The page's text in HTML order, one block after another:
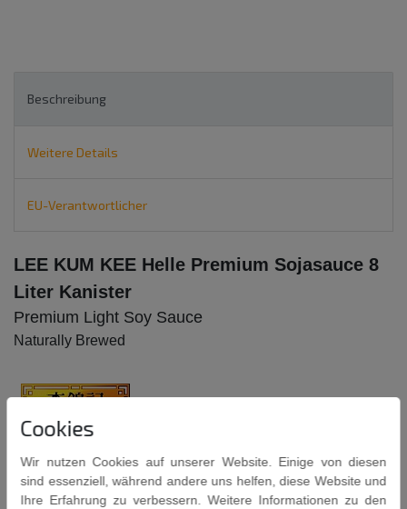
Beschreibung
Weitere Details
EU-Verantwortlicher
LEE KUM KEE Helle Premium Sojasauce 8
Liter Kanister
Premium Light Soy Sauce
Naturally Brewed
ohne Mononatriumglutamat
ohne Zusatz von Farbstoffen
Cookies
Wir nutzen Cookies auf unserer Website. Einige von diesen
sind essenziell, während andere uns helfen, diese Website und
Ihre Erfahrung zu verbessern. Weitere Informationen zu den